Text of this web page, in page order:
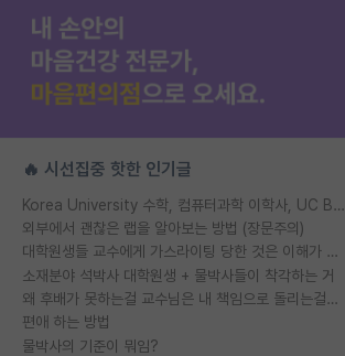
🔥 시선집중 핫한 인기글
Korea University 수학, 컴퓨터과학 이학사, UC Berkeley 산업공학 대학원 공학박사가 되는 것은 쉽지 않겠죠?
외부에서 괜찮은 랩을 알아보는 방법 (장문주의)
대학원생들 교수에게 가스라이팅 당한 것은 이해가 갑니다. 안타깝네요.
소재분야 석박사 대학원생 + 물박사들이 착각하는 거
왜 후배가 못하는걸 교수님은 내 책임으로 돌리는걸까요?
편애 하는 방법
물박사의 기준이 뭐임?